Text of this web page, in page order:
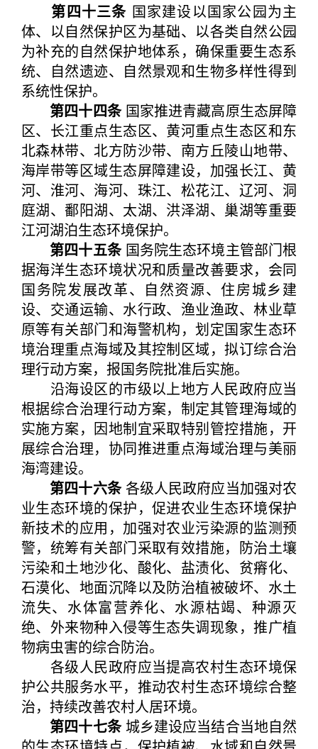
第四十三条 国家建设以国家公园为主
体、以自然保护区为基础、以各类自然公园
为补充的自然保护地体系，确保重要生态系
统、自然遗迹、自然景观和生物多样性得到
系统性保护。
第四十四条国家推进青藏高原生态屏障
区、长江重点生态区、黄河重点生态区和东
北森林带、北方防沙带、南方丘陵山地带、
海岸带等区域生态屏障建设，加强长江、黄
河、淮河、海河、珠江、松花江、辽河、洞
庭湖、鄱阳湖、太湖、洪泽湖、巢湖等重要
江河湖泊生态环境保护。
第四十五条国务院生态环境主管部门根
据海洋生态环境状况和质量改善要求，会同
国务院发展改革、自然资源、住房城乡建
设、交通运输、水行政、渔业渔政、林业草
原等有关部门和海警机构，划定国家生态环
境治理重点海域及其控制区域，拟订综合治
理行动方案，报国务院批准后实施。
沿海设区的市级以上地方人民政府应当
根据综合治理行动方案，制定其管理海域的
实施方案，因地制宜采取特别管控措施，开
展综合治理，协同推进重点海域治理与美丽
海湾建设。
第四十六条各级人民政府应当加强对农
业生态环境的保护，促进农业生态环境保护
新技术的应用，加强对农业污染源的监测预
警，统筹有关部门采取有效措施，防治土壤
污染和土地沙化、酸化、盐渍化、贫瘠化、
石漠化、地面沉降以及防治植被破坏、水土
流失、水体富营养化、水源枯竭、种源灭
绝、外来物种入侵等生态失调现象，推广植
物病虫害的综合防治。
各级人民政府应当提高农村生态环境保
护公共服务水平，推动农村生态环境综合整
治，持续改善农村人居环境。
第四十七条城乡建设应当结合当地自然